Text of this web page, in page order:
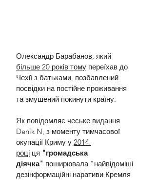
Олександр Барабанов, який
більше 20 років тому переїхав до
Чехії з батьками, позбавлений
посвідки на постійне проживання
та змушений покинути країну.
Як повідомляє чеське видання
Deník N, з моменту тимчасової
окупації Криму у 2014
році ця "громадська
діячка" поширювала "найвідоміші
дезінформаційні наративи Кремля